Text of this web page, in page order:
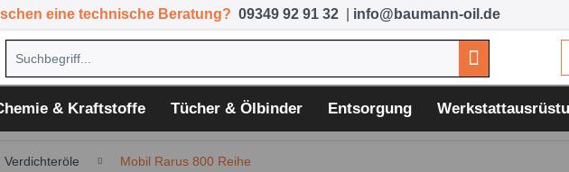
eine technische Beratung? 09349 92 91 32 info@baumann-oil.de
& Kraftstoffe Tücher & Ölbinder Entsorgung
Verdichteröle Mobil Rarus 800 Reihe